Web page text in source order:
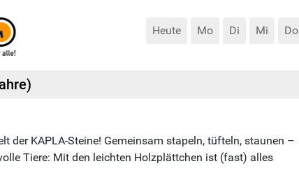
Heute Mo Di Mi Do
der KAPLA-Steine! Gemeinsam stapeln, tüfteln, staunen –
Tiere: Mit den leichten Holzplättchen ist (fast) alles